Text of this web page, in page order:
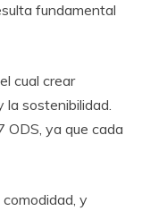
fundamental
cual crear
la sostenibilidad.
ODS, ya que cada
y